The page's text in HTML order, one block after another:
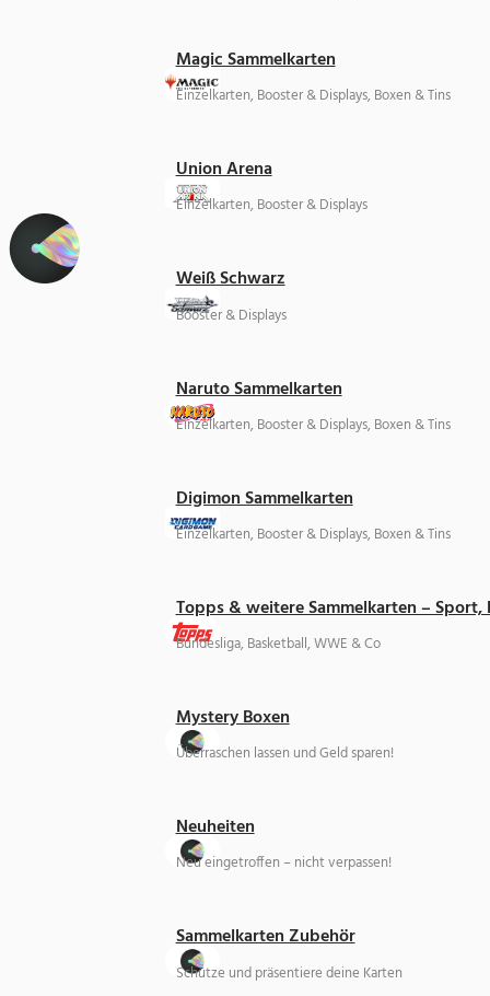
Magic Sammelkarten
Einzelkarten, Booster & Displays, Boxen & Tins
Union Arena
Einzelkarten, Booster & Displays
Weiß Schwarz
Booster & Displays
Naruto Sammelkarten
Einzelkarten, Booster & Displays, Boxen & Tins
Digimon Sammelkarten
Einzelkarten, Booster & Displays, Boxen & Tins
Topps & weitere Sammelkarten –
Bundesliga, Basketball, WWE & Co
Mystery Boxen
Überraschen lassen und Geld sparen!
Neuheiten
Neu eingetroffen – nicht verpassen!
Sammelkarten Zubehör
Schütze und präsentiere deine Karten